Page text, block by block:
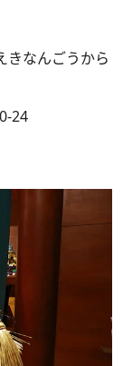
きなんごうから
24